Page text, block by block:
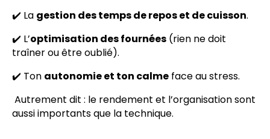
✔️ La gestion des temps de repos et de cuisson.
✔️ L’optimisation des fournées (rien ne doit
traîner ou être oublié).
✔️ Ton autonomie et ton calme face au stress.
Autrement dit : le rendement et l’organisation sont
aussi importants que la technique.